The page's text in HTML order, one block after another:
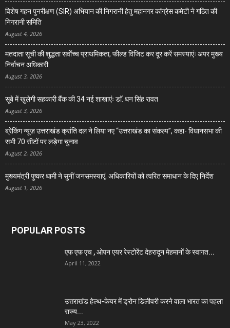
विशेष गहन पुनरीक्षण (SIR) अभियान की निगरानी हेतु महानगर कांग्रेस कमेटी ने गठित की
निगरानी समिति
August 4, 2026
मतदाता सूची की शुद्धता सर्वाेच्च प्राथमिकता, फील्ड विजिट कर दूर करें समस्याएंः अपर मुख्य
निर्वाचन अधिकारी
August 3, 2026
सूबे में खुलेगी सहकारी बैंक की 34 नई शाखाएंः डाॅ. धन सिंह रावत
August 3, 2026
ब्रेकिंग न्यूज़ उत्तराखंड क्रांति दल ने लिया नए “उत्तराखंड का संकल्प”, कहा- विधानसभा की
सभी 70 सीटों पर लड़ेगा चुनाव
August 2, 2026
मुख्यमंत्री पुष्कर धामी ने सुनीं जनसमस्याएं, अधिकारियों को त्वरित समाधान के दिए निर्देश
August 1, 2026
POPULAR POSTS
एफ एफ एच , ओपन एयर रेस्टोरेंट देहरादून मेहमानों के स्वागत...
April 11, 2022
उत्तराखंड हेल्थ-केयर में ड्रोन डिलीवरी करने वाला भारत का पहला
राज्य...
May 23, 2022